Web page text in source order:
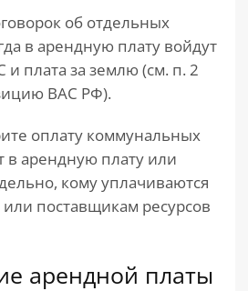
об отдельных
в арендную плату войдут
плата за землю (см. п. 2
ВАС РФ).
оплату коммунальных
в арендную плату или
кому уплачиваются
поставщикам ресурсов
арендной платы